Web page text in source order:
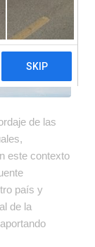
de las
este contexto
país y
de la